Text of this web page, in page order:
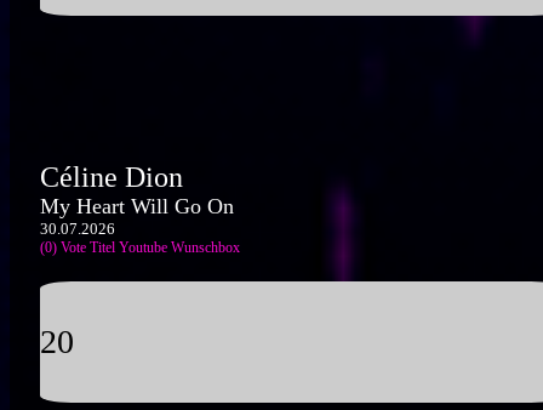
Céline Dion
My Heart Will Go On
30.07.2026
(0) Vote Titel Youtube Wunschbox
20